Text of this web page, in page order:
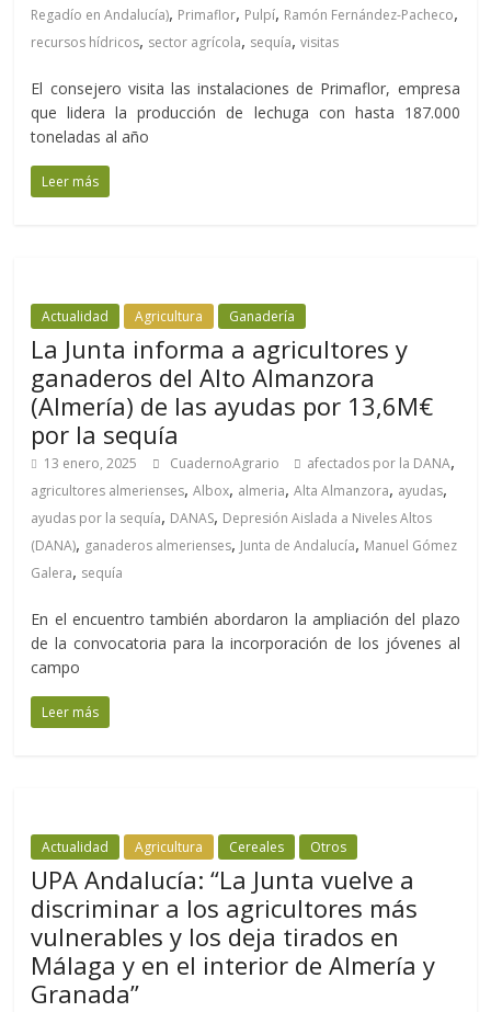
Regadío en Andalucía), Primaflor, Pulpí, Ramón Fernández-Pacheco,
recursos hídricos, sector agrícola, sequía,visitas
El consejero visita las instalaciones de Primaflor, empresa
que lidera la producción de lechuga con hasta 187.000
toneladas al año
Leer más
Actualidad Agricultura Ganadería
La Junta informa a agricultores y
ganaderos del Alto Almanzora
(Almería) de las ayudas por 13,6M€
por la sequía
13 enero, 2025 CuadernoAgrario afectados por la DANA,
agricultores almerienses,Albox, almeria,Alta Almanzora, ayudas,
ayudas por la sequía, DANAS, Depresión Aislada a Niveles Altos
(DANA), ganaderos almerienses, Junta de Andalucía, Manuel Gómez
Galera, sequía
En el encuentro también abordaron la ampliación del plazo
de la convocatoria para la incorporación de los jóvenes al
campo
Leer más
Actualidad Agricultura Cereales Otros
UPA Andalucía: “La Junta vuelve a
discriminar a los agricultores más
vulnerables y los deja tirados en
Málaga y en el interior de Almería y
Granada”